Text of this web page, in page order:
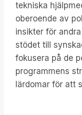
tekniska
oberoende av
insikter för
stödet till
fokusera på de
programmens
lärdomar för att